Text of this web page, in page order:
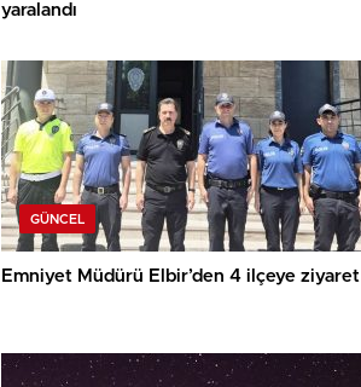
yaralandı
GÜNCEL
Emniyet Müdürü Elbir’den 4 ilçeye ziyaret